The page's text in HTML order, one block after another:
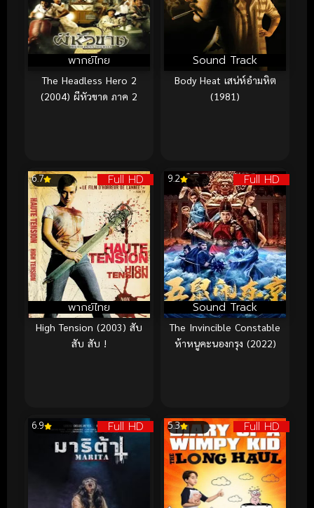
พากย์ไทย
The Headless Hero 2
(2004) ผีหัวขาด ภาค 2
Sound Track
Body Heat เสน่ห์อำมหิต
(1981)
Full HD
พากย์ไทย
6.7
High Tension (2003) สับ
สับ สับ !
Full HD
Sound Track
9.2
The Invincible Constable
ห้าหนูคะนองกรุง (2022)
Full HD
6.9 Full HD
5.3